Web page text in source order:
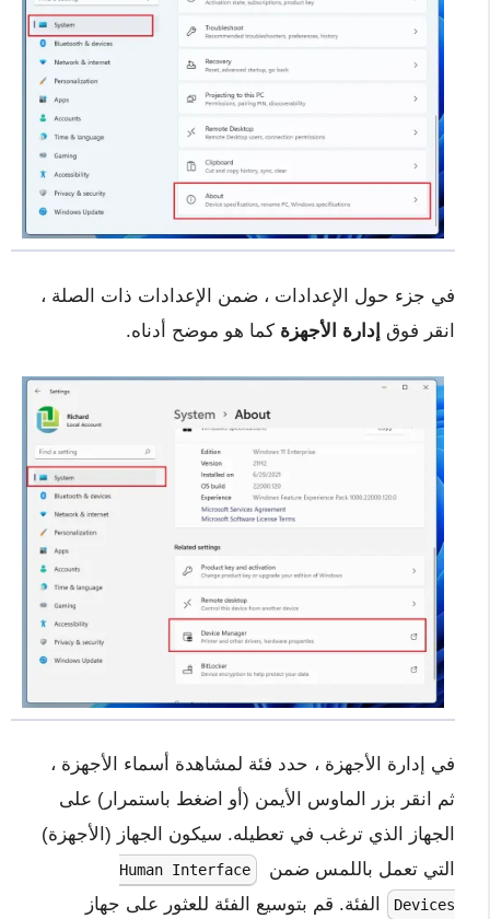
في جزء حول الإعدادات ، ضمن الإعدادات ذات الصلة ،
انقر فوق إدارة الأجهزة كما هو موضح أدناه.
في إدارة الأجهزة ، حدد فئة لمشاهدة أسماء الأجهزة ،
ثم انقر بزر الماوس الأيمن (أو اضغط باستمرار) على
الجهاز الذي ترغب في تعطيله. سيكون الجهاز (الأجهزة)
التي تعمل باللمس ضمن
Human Interface
Devices
الفئة. قم بتوسيع الفئة للعثور على جهاز